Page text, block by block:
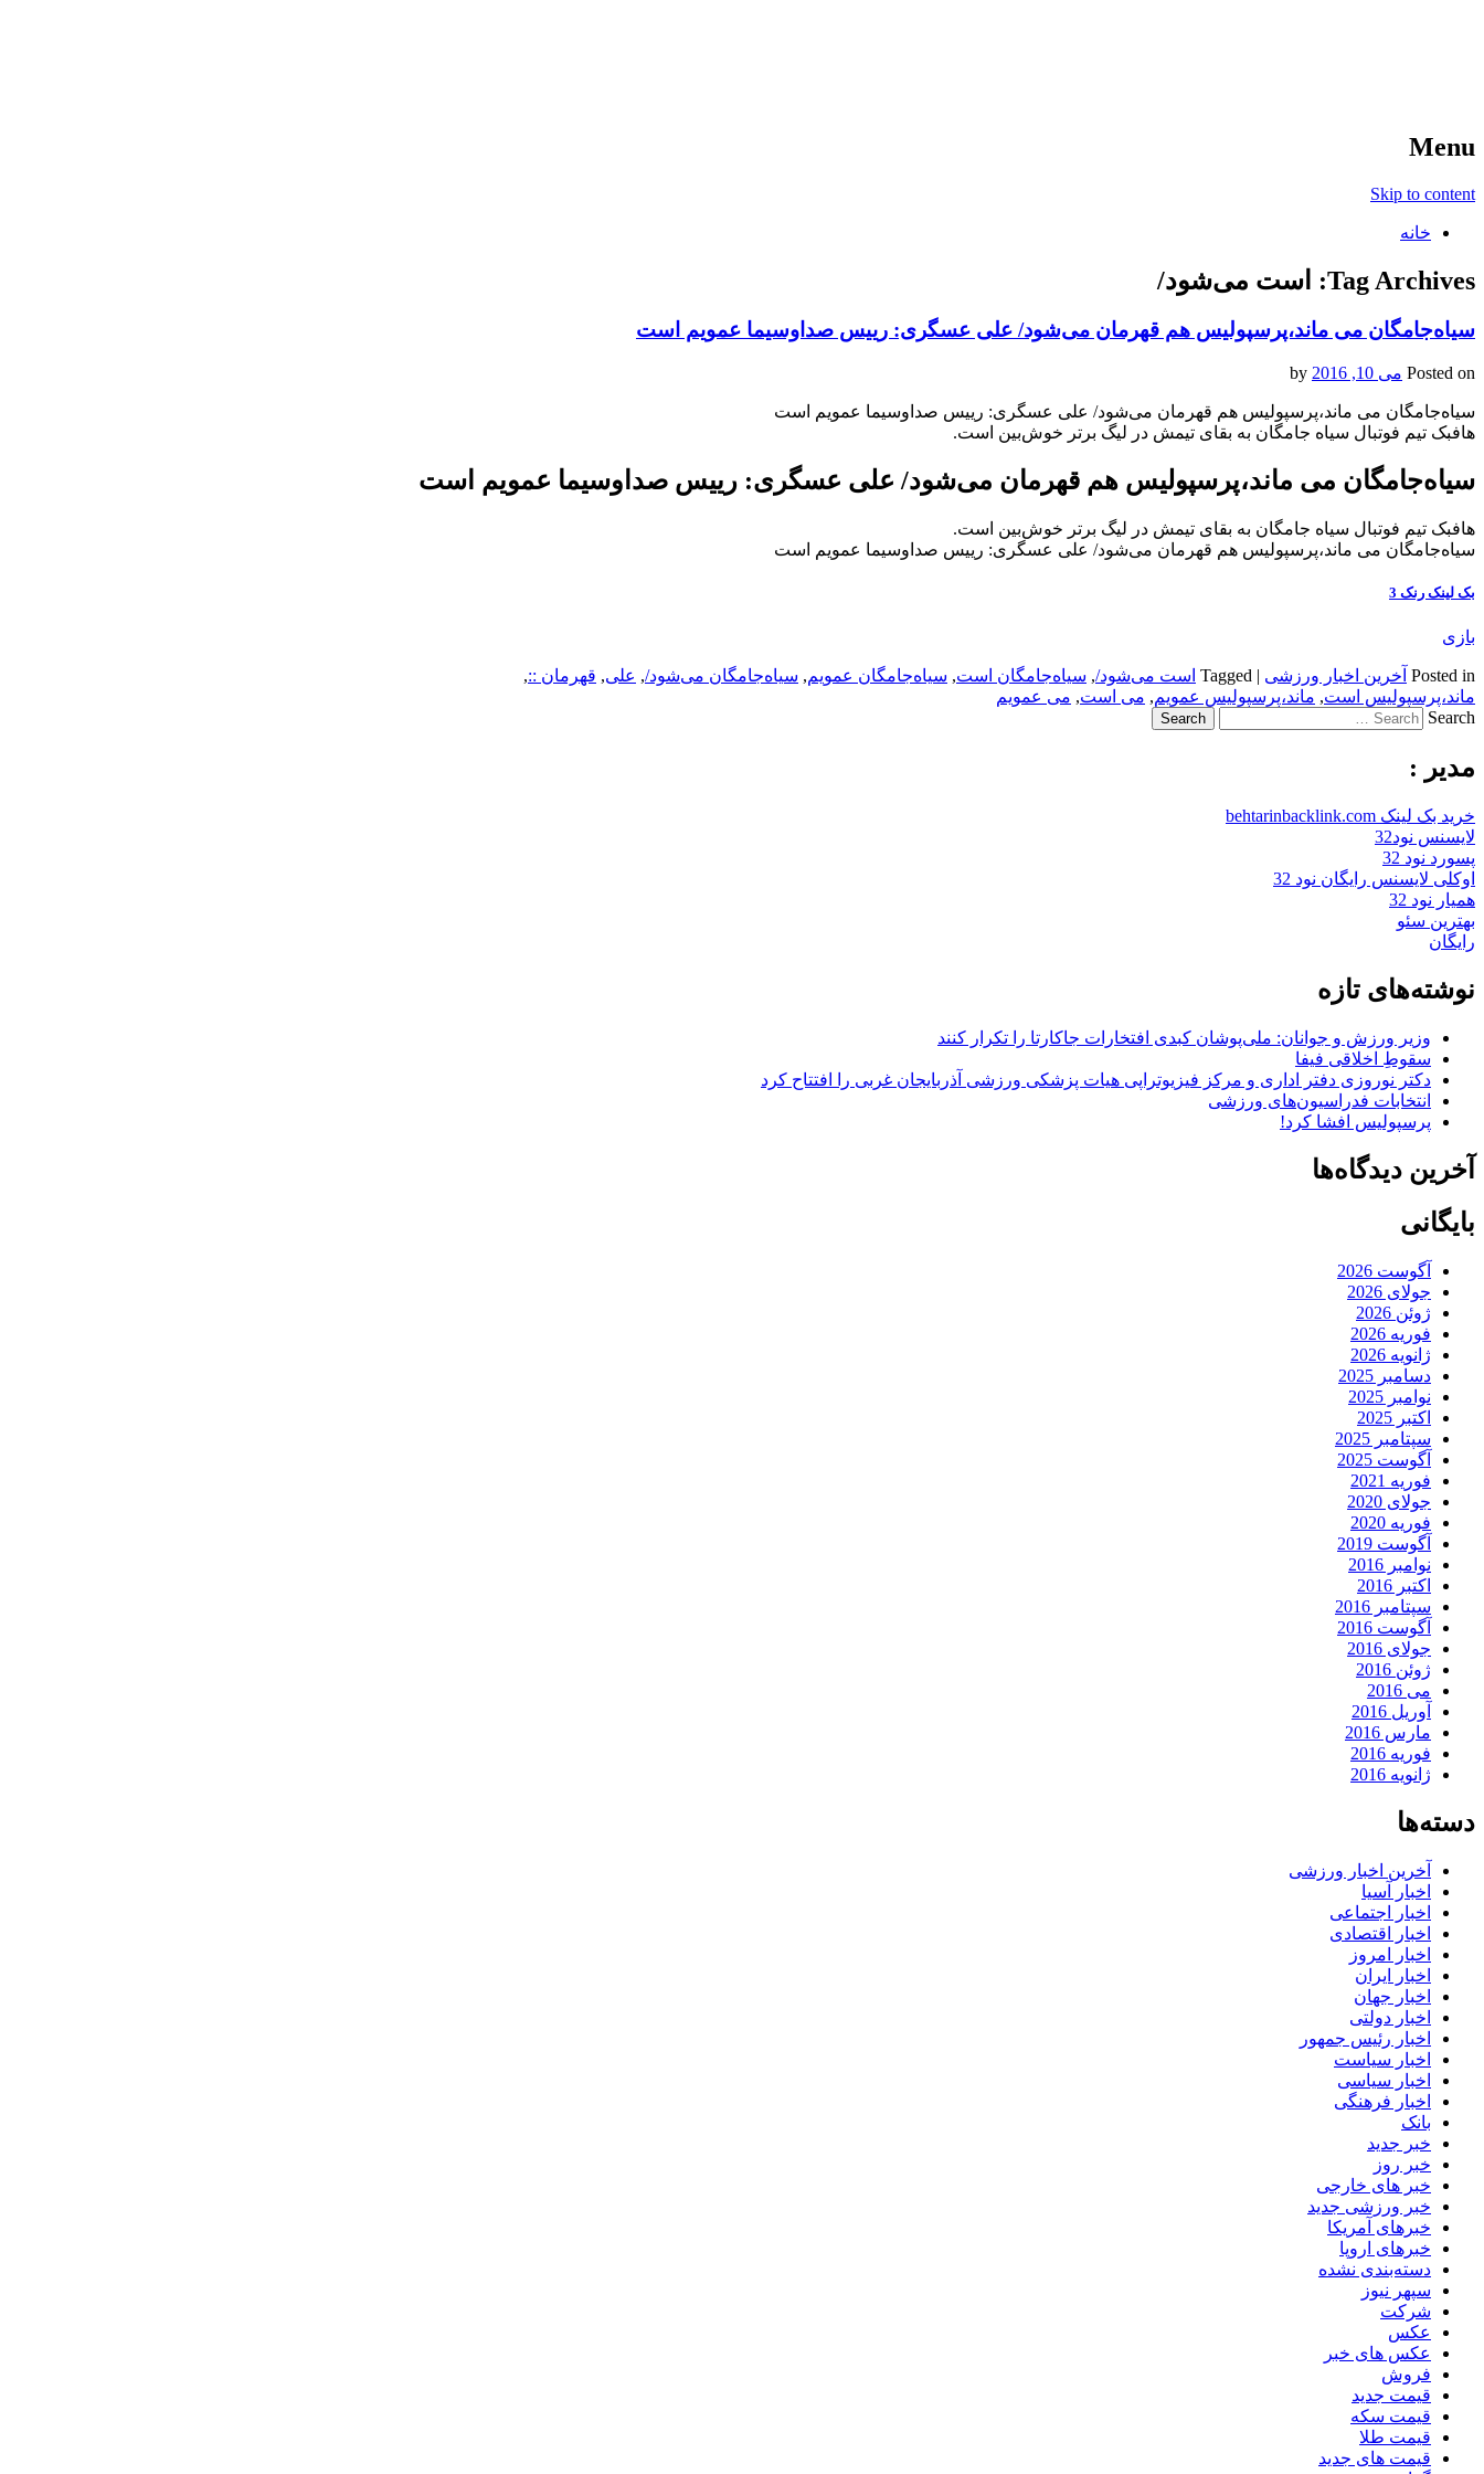
Menu
Skip to content
خانه
Tag Archives: است می‌شود/
سیاه‌جامگان می ماند،‌پرسپولیس هم قهرمان می‌شود/ علی عسگری: رییس صداوسیما عمویم است
Posted on می 10, 2016
سیاه‌جامگان می ماند،‌پرسپولیس هم قهرمان می‌شود/ علی عسگری: رییس صداوسیما عمویم است
هافبک تیم فوتبال سیاه جامگان به بقای تیمش در لیگ برتر خوش‌بین است.
سیاه‌جامگان می ماند،‌پرسپولیس هم قهرمان می‌شود/ علی عسگری: رییس صداوسیما عمویم است
هافبک تیم فوتبال سیاه جامگان به بقای تیمش در لیگ برتر خوش‌بین است.
سیاه‌جامگان می ماند،‌پرسپولیس هم قهرمان می‌شود/ علی عسگری: رییس صداوسیما عمویم است
بک لینک رنک 3
بازی
Posted in آخرین اخبار ورزشی |
Tagged است می‌شود/, سیاه‌جامگان است, سیاه‌جامگان عمویم, سیاه‌جامگان می‌شود/, علی, قهرمان ::,
ماند،‌پرسپولیس است, ماند،‌پرسپولیس عمویم, می است, می عمویم
Search
مدیر :
خرید بک لینک behtarinbacklink.com
لایسنس نود32
پسورد نود 32
اوکلی لایسنس رایگان نود 32
همیار نود 32
بهترین سئو
رایگان
نوشته‌های تازه
وزیر ورزش و جوانان: ملی‌پوشان کبدی افتخارات جاکارتا را تکرار کنند
سقوطِ اخلاقی فیفا
دکتر نوروزی دفتر اداری و مرکز فیزیوتراپی هیات پزشکی ورزشی آذربایجان غربی را افتتاح کرد
انتخابات فدراسیون‌های ورزشی
پرسپولیس افشا کرد!
آخرین دیدگاه‌ها
بایگانی
آگوست 2026
جولای 2026
ژوئن 2026
فوریه 2026
ژانویه 2026
دسامبر 2025
نوامبر 2025
اکتبر 2025
سپتامبر 2025
آگوست 2025
فوریه 2021
جولای 2020
فوریه 2020
آگوست 2019
نوامبر 2016
اکتبر 2016
سپتامبر 2016
آگوست 2016
جولای 2016
ژوئن 2016
می 2016
آوریل 2016
مارس 2016
فوریه 2016
ژانویه 2016
دسته‌ها
آخرین اخبار ورزشی
اخبار آسیا
اخبار اجتماعی
اخبار اقتصادی
اخبار امروز
اخبار ایران
اخبار جهان
اخبار دولتی
اخبار رئیس جمهور
اخبار سیاست
اخبار سیاسی
اخبار فرهنگی
بانک
خبر جدید
خبر روز
خبر های خارجی
خبر ورزشی جدید
خبرهای آمریکا
خبرهای اروپا
دسته‌بندی نشده
سپهر نیوز
شرکت
عکس
عکس های خبر
فروش
قیمت جدید
قیمت سکه
قیمت طلا
قیمت های جدید